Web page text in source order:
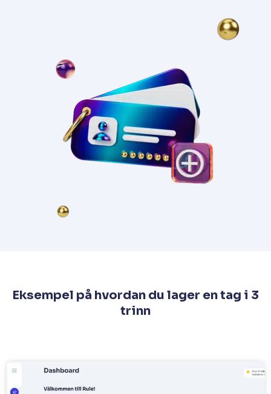
Eksempel på hvordan du lager en tag i 3
trinn